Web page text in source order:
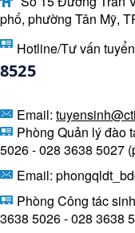
phố, phường Tân Mỹ,
Hotline/Tư vấn
8525
Email:
Phòng Quản lý đào
5026 - 028 3638 5027
Email:
Phòng Công tác
3638 5026 - 028 3638